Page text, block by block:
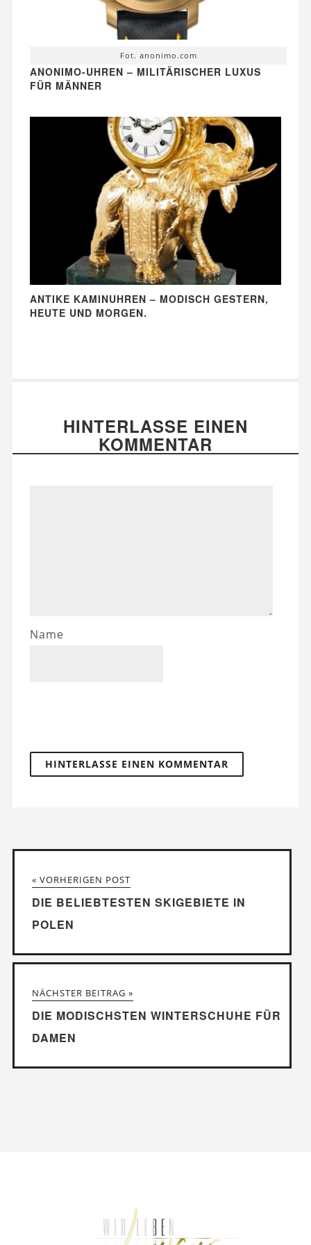
Fot. anonimo.com
ANONIMO-UHREN – MILITÄRISCHER LUXUS
FÜR MÄNNER
ANTIKE KAMINUHREN – MODISCH GESTERN,
HEUTE UND MORGEN.
HINTERLASSE EINEN
KOMMENTAR
Name
« VORHERIGEN POST
DIE BELIEBTESTEN SKIGEBIETE IN
POLEN
NÄCHSTER BEITRAG »
DIE MODISCHSTEN WINTERSCHUHE FÜR
DAMEN